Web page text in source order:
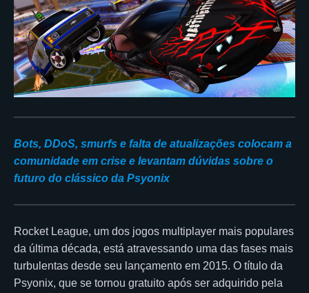
Bots, DDoS, smurfs e falta de atualizações colocam a
comunidade em crise e levantam dúvidas sobre o
futuro do clássico da Psyonix
Rocket League, um dos jogos multiplayer mais populares
da última década, está atravessando uma das fases mais
turbulentas desde seu lançamento em 2015. O título da
Psyonix, que se tornou gratuito após ser adquirido pela